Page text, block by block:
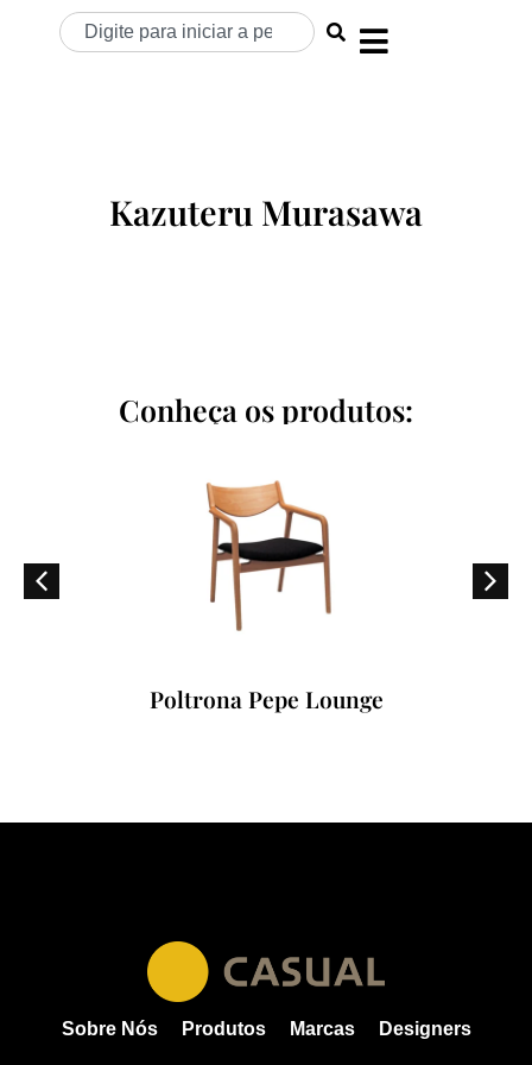
Kazuteru Murasawa
Conheça os produtos:
Poltrona Pepe Lounge
Sobre Nós Produtos Marcas Designers